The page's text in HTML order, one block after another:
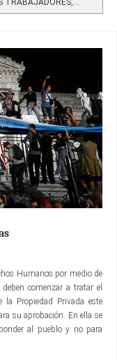
TRABAJADORES,...
Humanos por medio de
comenzar a tratar el
la Propiedad Privada este
su aprobación. En ella se
al pueblo y no para